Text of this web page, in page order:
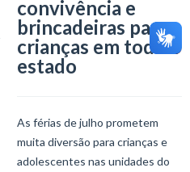
convivência e
brincadeiras para
crianças em todo o
estado
As férias de julho prometem
muita diversão para crianças e
adolescentes nas unidades do